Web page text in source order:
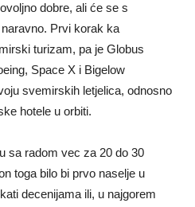
dobre, ali će se s
Prvi korak ka
turizam, pa je Globus
Space X i Bigelow
svemirskih letjelica, odnosno
hotele u orbiti.
sa radom vec za 20 do 30
toga bilo bi prvo naselje u
decenijama ili, u najgorem